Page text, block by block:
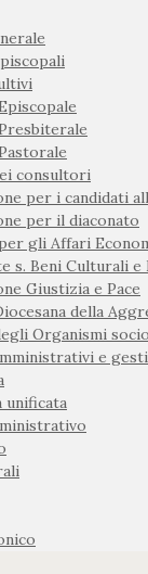
consultori
per i candidati
per il diaconato
gli Affari
s. Beni Culturali e
Giustizia e Pace
della
Organismi
e
unificata